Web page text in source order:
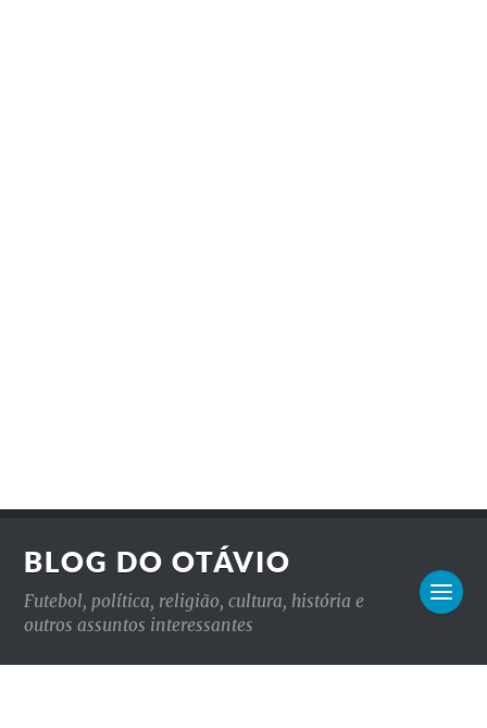
BLOG DO OTÁVIO
Futebol, política, religião, cultura, história e
outros assuntos interessantes